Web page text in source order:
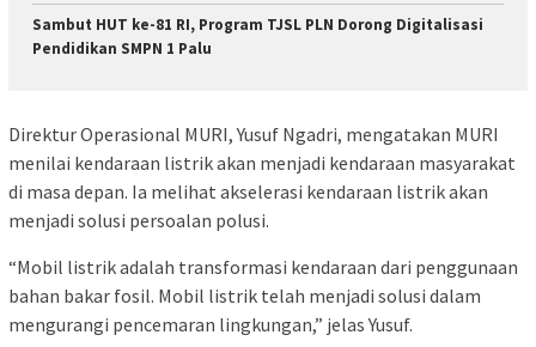
Sambut HUT ke-81 RI, Program TJSL PLN Dorong Digitalisasi
Pendidikan SMPN 1 Palu
Direktur Operasional MURI, Yusuf Ngadri, mengatakan MURI
menilai kendaraan listrik akan menjadi kendaraan masyarakat
di masa depan. Ia melihat akselerasi kendaraan listrik akan
menjadi solusi persoalan polusi.
“Mobil listrik adalah transformasi kendaraan dari penggunaan
bahan bakar fosil. Mobil listrik telah menjadi solusi dalam
mengurangi pencemaran lingkungan,” jelas Yusuf.